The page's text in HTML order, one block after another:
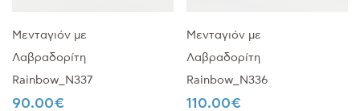
Μενταγιόν με
Λαβραδορίτη
Rainbow_Ν337
90.00€
Μενταγιόν με
Λαβραδορίτη
Rainbow_Ν336
110.00€